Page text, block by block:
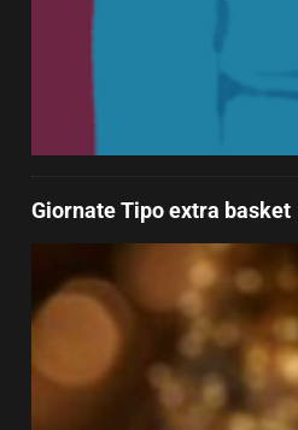
Giornate Tipo extra basket